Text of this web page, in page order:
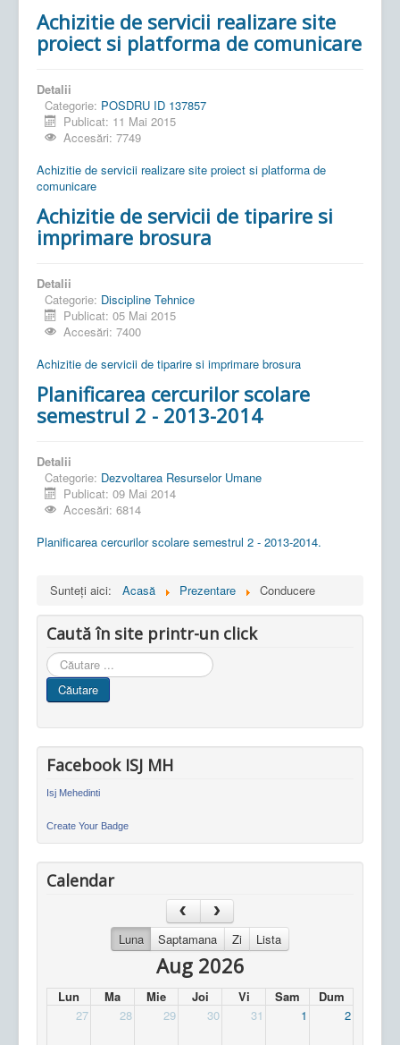
Achizitie de servicii realizare site
proiect si platforma de comunicare
Detalii
Categorie: POSDRU ID 137857
Publicat: 11 Mai 2015
Accesări: 7749
Achizitie de servicii realizare site proiect si platforma de
comunicare
Achizitie de servicii de tiparire si
imprimare brosura
Detalii
Categorie: Discipline Tehnice
Publicat: 05 Mai 2015
Accesări: 7400
Achizitie de servicii de tiparire si imprimare brosura
Planificarea cercurilor scolare
semestrul 2 - 2013-2014
Detalii
Categorie: Dezvoltarea Resurselor Umane
Publicat: 09 Mai 2014
Accesări: 6814
Planificarea cercurilor scolare semestrul 2 - 2013-2014.
Sunteți aici: Acasă Prezentare Conducere
Caută în site printr-un click
Cauta
in
site
Căutare
Facebook ISJ MH
Isj Mehedinti
Create Your Badge
Calendar
Luna Saptamana Zi Lista
Aug 2026
Lun Ma Mie Joi Vi Sam
Dum
27
28 29 30 31 1 2